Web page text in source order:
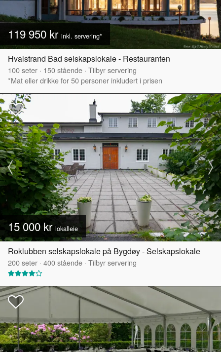
119 950 kr inkl. servering*
Hvalstrand Bad selskapslokale - Restauranten
100seter · 150stående · Tilbyr servering
*Mat eller drikke for 50 personer inkludert i prisen
15 000 kr lokalleie
Roklubben selskapslokale på Bygdøy - Selskapslokale
200seter · 400stående · Tilbyr servering